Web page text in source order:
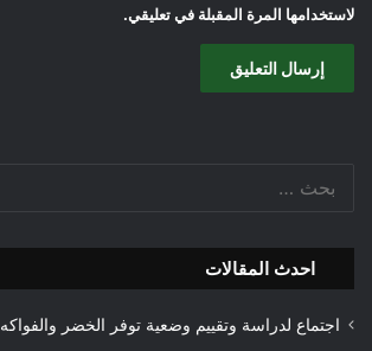
لاستخدامها المرة المقبلة في تعليقي.
احدث المقالات
اجتماع لدراسة وتقييم وضعية توفر الخضر والفواكه